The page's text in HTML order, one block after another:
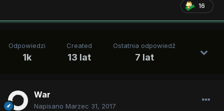
16
Odpowiedzi
1k
Created
13 lat
Ostatnia odpowiedź
7 lat
War
Napisano Marzec 31, 2017